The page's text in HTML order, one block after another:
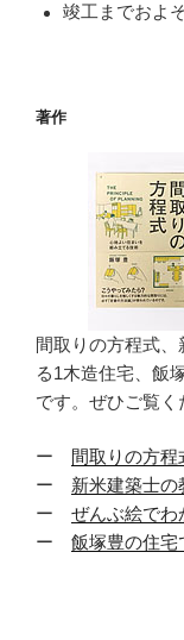
竣工までおよ
著作
間取りの方程式
る1木造住宅、飯
です。ぜひご覧く
ー 間取りの方程
ー 新米建築士の
ー ぜんぶ絵でわ
ー 飯塚豊の住宅